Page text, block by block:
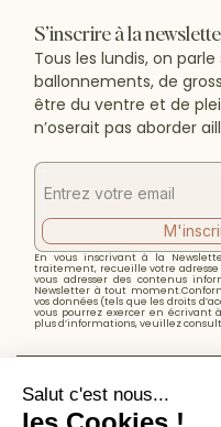
S’inscrire à la
Tous les lundis, on
ballonnements, de
être du ventre et de
n’oserait pas aborder
En vous inscrivant à la
traitement, recueille votre
vous adresser des contenus
Newsletter à tout
vos données (tels que les droits
vous pourrez exercer en écrivant
plus d’informations, veuillez